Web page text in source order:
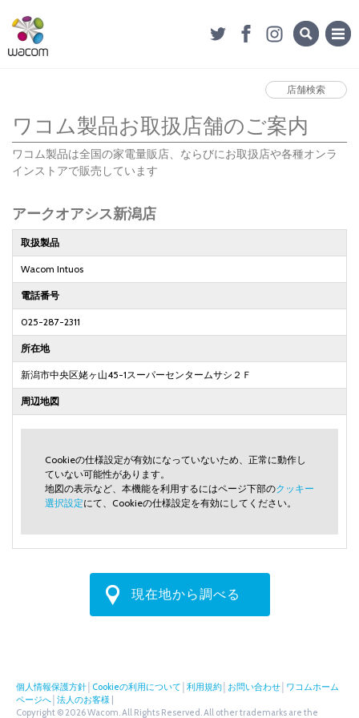
店舗検索
ワコム製品お取扱店舗のご案内
ワコム製品は全国の家電量販店、ならびにお取扱店や各種オンラ
インストアで販売しています
アークオアシス新潟店
取扱製品
Wacom Intuos
電話番号
025-287-2311
所在地
新潟市中央区姥ヶ山45-1スーパーセンタームサシ２Ｆ
周辺地図
Cookieの仕様設定が有効になっていないため、正常に動作し
ていない可能性があります。
地図の表示など、本機能を利用するにはページ下部のクッキー
選択設定にて、Cookieの仕様設定を有効にしてください。
現在地から調べる
個人情報保護方針 Cookieの利用について 利用規約 お問い合わせ ワコムホーム
ページへ 法人のお客様
Copyright © 2026 Wacom. All Rights Reserved. All other trademarks are the